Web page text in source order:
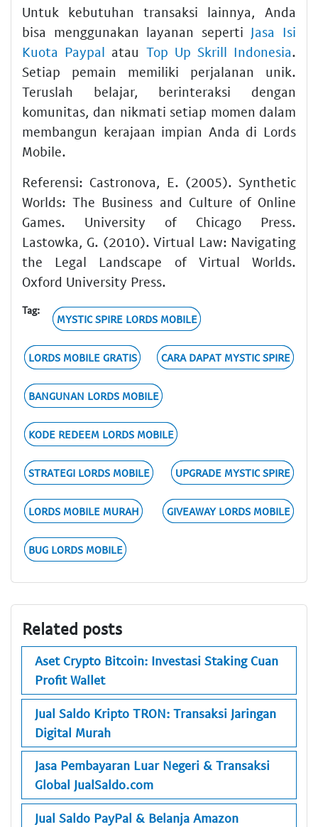
Untuk kebutuhan transaksi lainnya, Anda
bisa menggunakan layanan seperti Jasa Isi
Kuota Paypal atau Top Up Skrill Indonesia.
Setiap pemain memiliki perjalanan unik.
Teruslah belajar, berinteraksi dengan
komunitas, dan nikmati setiap momen dalam
membangun kerajaan impian Anda di Lords
Mobile.
Referensi: Castronova, E. (2005). Synthetic
Worlds: The Business and Culture of Online
Games. University of Chicago Press.
Lastowka, G. (2010). Virtual Law: Navigating
the Legal Landscape of Virtual Worlds.
Oxford University Press.
Tag:
MYSTIC SPIRE LORDS MOBILE
LORDS MOBILE GRATIS CARA DAPAT MYSTIC SPIRE
BANGUNAN LORDS MOBILE
KODE REDEEM LORDS MOBILE
STRATEGI LORDS MOBILE UPGRADE MYSTIC SPIRE
LORDS MOBILE MURAH GIVEAWAY LORDS MOBILE
BUG LORDS MOBILE
Related posts
Aset Crypto Bitcoin: Investasi Staking Cuan
Profit Wallet
Jual Saldo Kripto TRON: Transaksi Jaringan
Digital Murah
Jasa Pembayaran Luar Negeri & Transaksi
Global JualSaldo.com
Jual Saldo PayPal & Belanja Amazon